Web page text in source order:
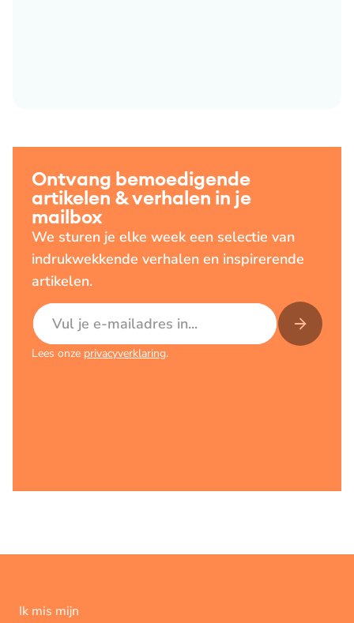
Ontvang bemoedigende
artikelen & verhalen in je
mailbox
We sturen je elke week een selectie van
indrukwekkende verhalen en inspirerende
artikelen.
E-mailadres
Lees onze privacyverklaring.
Ik mis mijn